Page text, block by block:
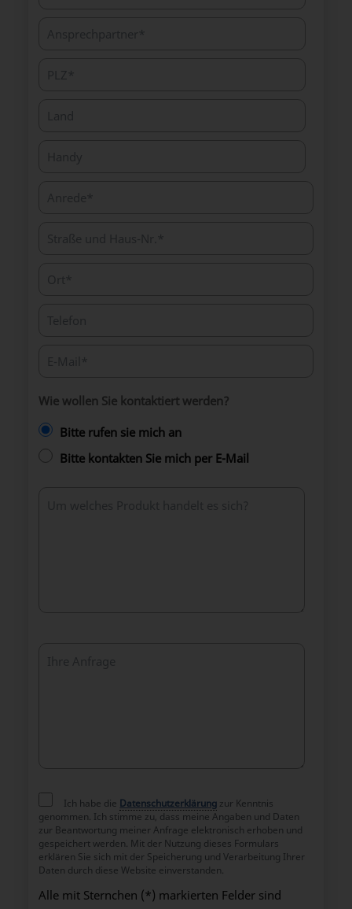
Wie wollen Sie kontaktiert werden?
Bitte rufen sie mich an
Bitte kontakten Sie mich per E-Mail
Ich habe die Datenschutzerklärung zur Kenntnis
genommen. Ich stimme zu, dass meine Angaben und Daten
zur Beantwortung meiner Anfrage elektronisch erhoben und
gespeichert werden. Mit der Nutzung dieses Formulars
erklären Sie sich mit der Speicherung und Verarbeitung Ihrer
Daten durch diese Website einverstanden.
Alle mit Sternchen (*) markierten Felder sind